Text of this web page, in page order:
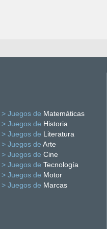
> Juegos de Matemáticas
> Juegos de Historia
> Juegos de Literatura
> Juegos de Arte
> Juegos de Cine
> Juegos de Tecnología
> Juegos de Motor
> Juegos de Marcas